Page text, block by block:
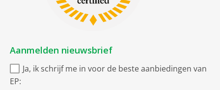
Aanmelden nieuwsbrief
Ja, ik schrijf me in voor de beste aanbiedingen van
EP: